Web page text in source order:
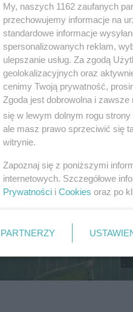
My, naszych 1162 zaufanych
przechowujemy informacje na
standardowe informacje
spersonalizowanych reklam,
ulepszanie usług. Za zgodą
geolokalizacyjnych oraz
cenimy Twoją prywatność,
Zgoda jest dobrowolna i
się w lewym dolnym rogu strony
ale masz prawo sprzeciwić się
witrynie.
Zapoznaj się z poniższymi
internetowych. Szczegółowe
Prywatności i Cookies oraz po
PARTNERZY